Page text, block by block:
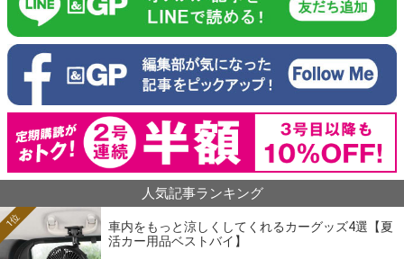
人気記事ランキング
車内をもっと涼しくしてくれるカーグッズ4選【夏
活カー用品ベストバイ】
1位